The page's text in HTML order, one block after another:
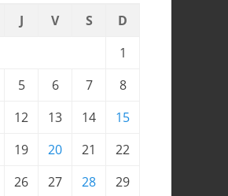
J V S
D
1
5 6 7
8
12 13 14
15
19 20 21
22
26 27 28
29